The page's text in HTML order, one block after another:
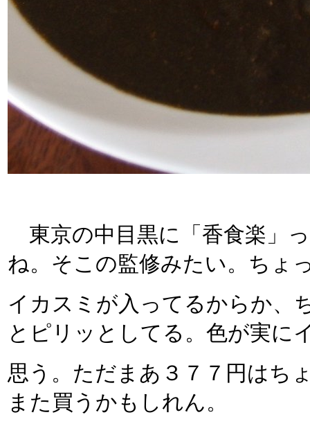
東京の中目黒に「香食楽」
ね。そこの監修みたい。ちょ
イカスミが入ってるからか、
とピリッとしてる。色が実に
思う。ただまあ３７７円はち
また買うかもしれん。